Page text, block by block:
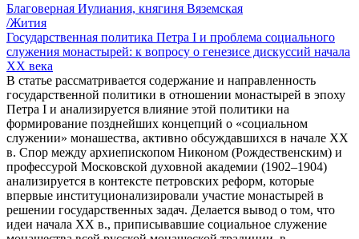
Благоверная Иулиания, княгиня Вяземская
/Жития
Государственная политика Петра I и проблема социального
служения монастырей: к вопросу о генезисе дискуссий начала
ХХ века
В статье рассматривается содержание и направленность
государственной политики в отношении монастырей в эпоху
Петра I и анализируется влияние этой политики на
формирование позднейших концепций о «социальном
служении» монашества, активно обсуждавшихся в начале XX
в. Спор между архиепископом Никоном (Рождественским) и
профессурой Московской духовной академии (1902–1904)
анализируется в контексте петровских реформ, которые
впервые институционализировали участие монастырей в
решении государственных задач. Делается вывод о том, что
идеи начала ХХ в., приписывавшие социальное служение